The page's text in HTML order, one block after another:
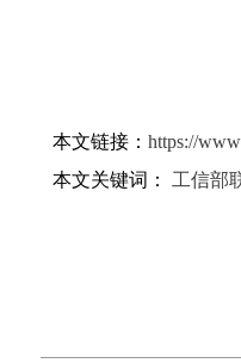
本文链接： https://
本文关键词： 工信部